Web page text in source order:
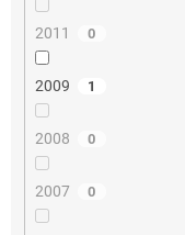
2011 0
2009 1
2008 0
2007 0